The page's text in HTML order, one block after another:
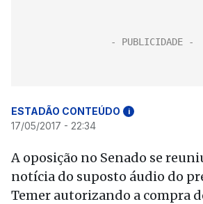
ESTADÃO CONTEÚDO i
17/05/2017 - 22:34
A oposição no Senado se
notícia do suposto áudio do
Temer autorizando a compra